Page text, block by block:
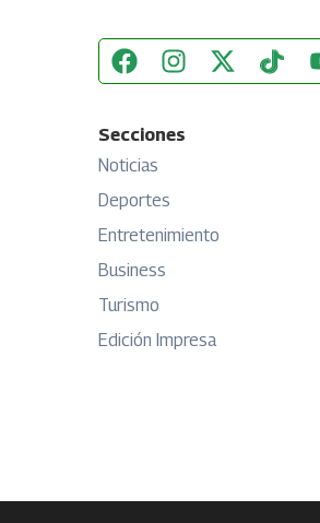
Secciones
Noticias
Deportes
Entretenimiento
Business
Turismo
Edición Impresa